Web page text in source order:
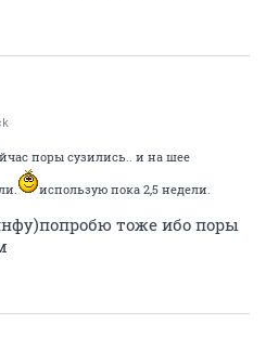
поры сузились.. и на шее
использую пока 2,5 недели.
тоже ибо поры